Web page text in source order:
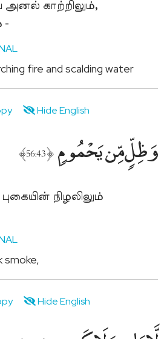
அனல் காற்றிலும்,
-
fire and scalding water
Hide English
وَظِلٍّۢ مِّن يَحْمُومٍۢ ﴿56:43﴾
நிழலிலும்
smoke,
Hide English